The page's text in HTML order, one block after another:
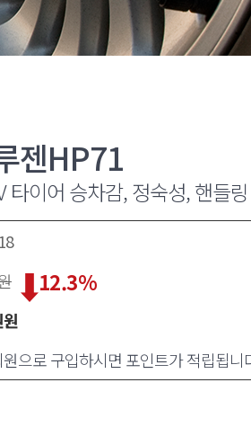
젠HP71
타이어 승차감, 정숙성, 핸들
12.3%
으로 구입하시면 포인트가 적립됩니